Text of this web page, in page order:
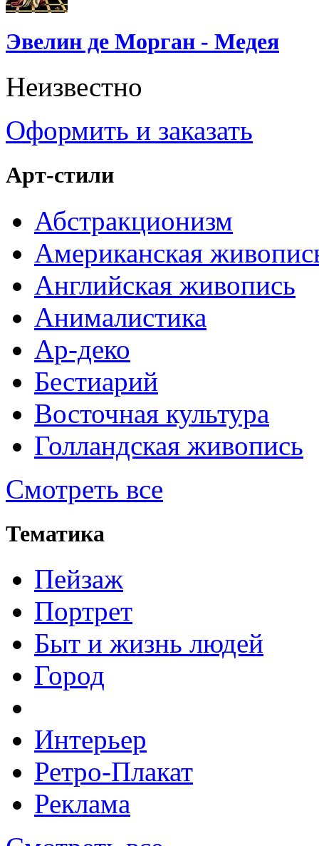
Эвелин де Морган - Медея
Неизвестно
Оформить и заказать
Арт-стили
Абстракционизм
Американская
Английская живопись
Анималистика
Ар-деко
Бестиарий
Восточная культура
Голландская живопись
Смотреть все
Тематика
Пейзаж
Портрет
Быт и жизнь людей
Город
Интерьер
Ретро-Плакат
Реклама